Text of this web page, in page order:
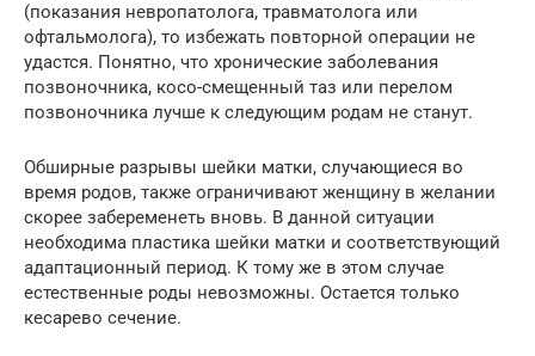
(показания невропатолога, травматолога или
офтальмолога), то избежать повторной операции не
удастся. Понятно, что хронические заболевания
позвоночника, косо-смещенный таз или перелом
позвоночника лучше к следующим родам не станут.
Обширные разрывы шейки матки, случающиеся во
время родов, также ограничивают женщину в желании
скорее забеременеть вновь. В данной ситуации
необходима пластика шейки матки и соответствующий
адаптационный период. К тому же в этом случае
естественные роды невозможны. Остается только
кесарево сечение.